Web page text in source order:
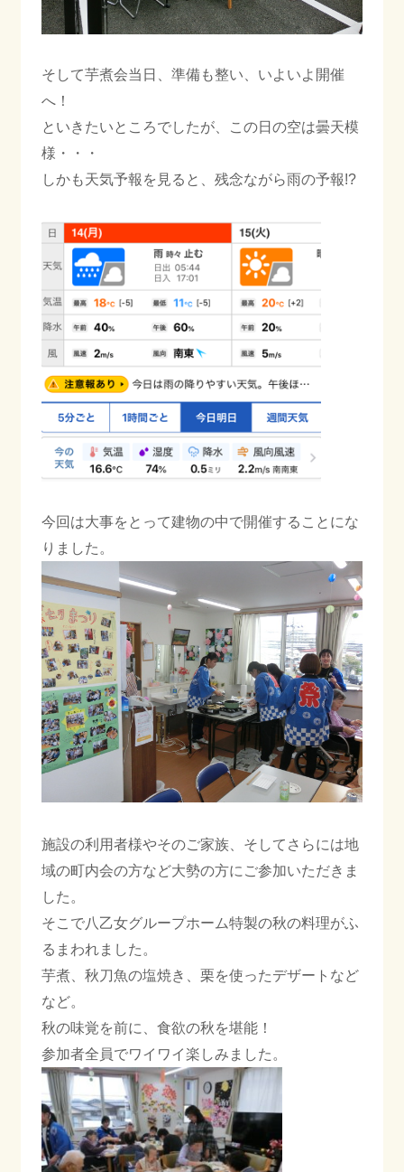
プライバシーポリシー
そして芋煮会当日、準備も整い、いよいよ開催
へ！
といきたいところでしたが、この日の空は曇天模
様・・・
しかも天気予報を見ると、残念ながら雨の予報!?
今回は大事をとって建物の中で開催することにな
りました。
施設の利用者様やそのご家族、そしてさらには地
域の町内会の方など大勢の方にご参加いただきま
した。
そこで八乙女グループホーム特製の秋の料理がふ
るまわれました。
芋煮、秋刀魚の塩焼き、栗を使ったデザートなど
など。
秋の味覚を前に、食欲の秋を堪能！
参加者全員でワイワイ楽しみました。